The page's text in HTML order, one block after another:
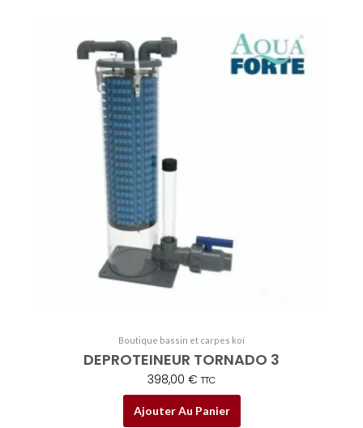
Boutique bassin et carpes koï
DEPROTEINEUR TORNADO 3
398,00 € TTC
Ajouter Au Panier